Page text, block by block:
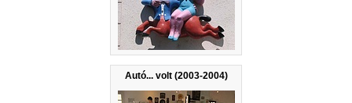
Autó... volt (2003-2004)